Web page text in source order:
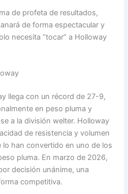
de profeta de resultados,
de forma espectacular y
necesita “tocar” a Holloway
llega con un récord de 27-9,
en peso pluma y
a la división welter. Holloway
de resistencia y volumen
lo han convertido en uno de los
pluma. En marzo de 2026,
decisión unánime, una
competitiva.